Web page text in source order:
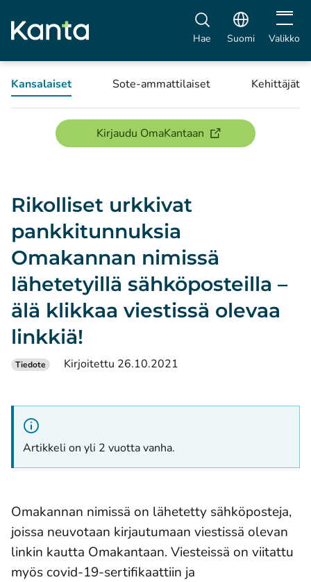
Hae Suomi Avaa
Valikko
Kansalaiset Sote-ammattilaiset Kehittäjät
Kirjaudu OmaKantaan(avautuu uuteen
Rikolliset urkkivat
pankkitunnuksia
Omakannan nimissä
lähetetyillä sähköposteilla –
älä klikkaa viestissä olevaa
linkkiä!
Tiedote Kirjoitettu 26.10.2021
Artikkeli on yli 2 vuotta vanha.
Omakannan nimissä on lähetetty sähköposteja,
joissa neuvotaan kirjautumaan viestissä olevan
linkin kautta Omakantaan. Viesteissä on viitattu
myös covid-19-sertifikaattiin ja